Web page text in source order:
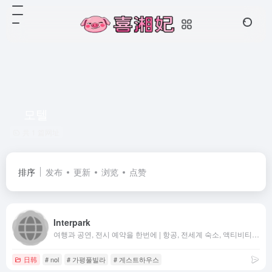
排序 发布 更新 浏览 点赞
Interpark
日韩 # nol # 가평풀빌라 # 게스트하우스